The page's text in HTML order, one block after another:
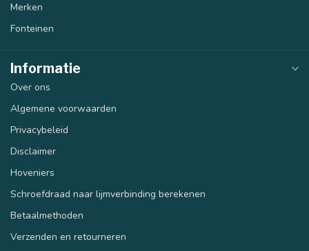
Merken
Fonteinen
Informatie
Over ons
Algemene voorwaarden
Privacybeleid
Disclaimer
Hoveniers
Schroefdraad naar lijmverbinding berekenen
Betaalmethoden
Verzenden en retourneren